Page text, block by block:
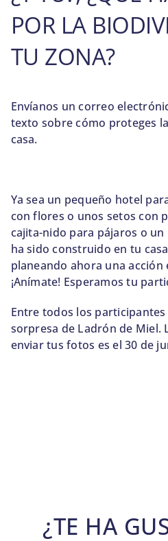
POR LA
TU ZONA?
Envíanos un correo
texto sobre cómo proteges
casa.
Ya sea un pequeño hotel
con flores o unos setos con
cajita-nido para pájaros o
ha sido construido en tu
planeando ahora una acción
¡Anímate! Esperamos tu
Entre todos los
sorpresa de Ladrón de Miel.
enviar tus fotos es el 30 de
¿TE HA